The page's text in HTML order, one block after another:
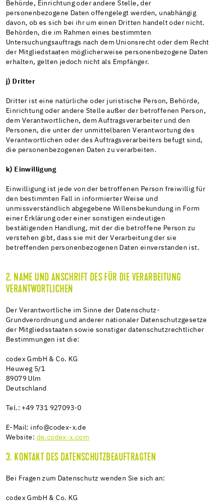
Behörde, Einrichtung oder andere Stelle, der
personenbezogene Daten offengelegt werden, unabhängig
davon, ob es sich bei ihr um einen Dritten handelt oder nicht.
Behörden, die im Rahmen eines bestimmten
Untersuchungsauftrags nach dem Unionsrecht oder dem Recht
der Mitgliedstaaten möglicherweise personenbezogene Daten
erhalten, gelten jedoch nicht als Empfänger.
j) Dritter
Dritter ist eine natürliche oder juristische Person, Behörde,
Einrichtung oder andere Stelle außer der betroffenen Person,
dem Verantwortlichen, dem Auftragsverarbeiter und den
Personen, die unter der unmittelbaren Verantwortung des
Verantwortlichen oder des Auftragsverarbeiters befugt sind,
die personenbezogenen Daten zu verarbeiten.
k) Einwilligung
Einwilligung ist jede von der betroffenen Person freiwillig für
den bestimmten Fall in informierter Weise und
unmissverständlich abgegebene Willensbekundung in Form
einer Erklärung oder einer sonstigen eindeutigen
bestätigenden Handlung, mit der die betroffene Person zu
verstehen gibt, dass sie mit der Verarbeitung der sie
betreffenden personenbezogenen Daten einverstanden ist.
2. NAME UND ANSCHRIFT DES FÜR DIE VERARBEITUNG
VERANTWORTLICHEN
Der Verantwortliche im Sinne der Datenschutz-
Grundverordnung und anderer nationaler Datenschutzgesetze
der Mitgliedsstaaten sowie sonstiger datenschutzrechtlicher
Bestimmungen ist die:
codex GmbH & Co. KG
Heuweg 5/1
89079 Ulm
Deutschland
Tel.: +49 731 927093-0
E-Mail: info@codex-x.de
Website: de.codex-x.com
3. KONTAKT DES DATENSCHUTZBEAUFTRAGTEN
Bei Fragen zum Datenschutz wenden Sie sich an:
codex GmbH & Co. KG